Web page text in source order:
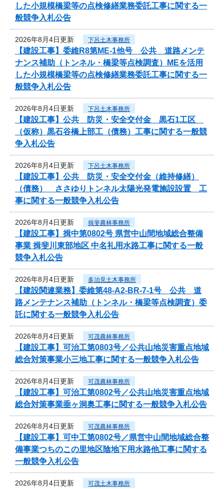
した小規模橋梁等の点検修繕業務委託工事に関する一
般競争入札公告
2026年8月4日更新 下呂土木事務所
【建設工事】委維R8第ME-1他号 公共 道路メンテ
ナンス補助（トンネル・橋梁等点検調査）MEを活用
した小規模橋梁等の点検修繕業務委託工事に関する一
般競争入札公告
2026年8月4日更新 下呂土木事務所
【建設工事】公共 防災・安全交付金 黒石1工区
（仮称）黒石谷橋上部工（債務）工事に関する一般競
争入札公告
2026年8月4日更新 下呂土木事務所
【建設工事】公共 防災・安全交付金（維持修繕）
（債務） ささゆりトンネル太陽光発電施設設置 工
事に関する一般競争入札公告
2026年8月4日更新 揖斐農林事務所
【建設工事】揖中第0802号 県営中山間地域総合整備
事業 揖斐川東部地区 中名礼用水路工事に関する一般
競争入札公告
2026年8月4日更新 多治見土木事務所
【建設関連業務】委維第48-A2-BR-7-1号 公共 道
路メンテナンス補助（トンネル・橋梁等点検調査）委
託に関する一般競争入札公告
2026年8月4日更新 可茂農林事務所
【建設工事】可治工第0803号／公共山地災害重点地域
総合対策事業小三地工事に関する一般競争入札公告
2026年8月4日更新 可茂農林事務所
【建設工事】可治工第0802号／公共山地災害重点地域
総合対策事業垂ヶ洞奥工事に関する一般競争入札公告
2026年8月4日更新 可茂農林事務所
【建設工事】可中工第0802号／県営中山間地域総合整
備事業つちのこの里地区陰地下用水路他工事に関する
一般競争入札公告
2026年8月4日更新 可茂土木事務所